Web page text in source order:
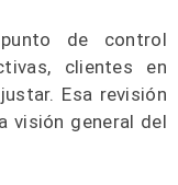
de control
clientes en
Esa revisión
visión general del